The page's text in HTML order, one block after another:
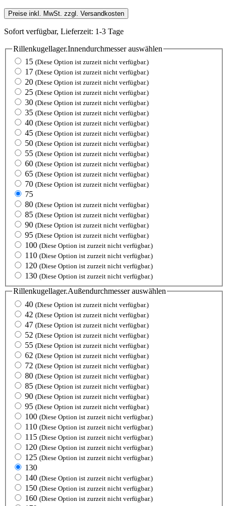
Preise inkl. MwSt. zzgl. Versandkosten
Sofort verfügbar, Lieferzeit: 1-3 Tage
Rillenkugellager.Innendurchmesserauswählen
15 (Diese Option ist zurzeit nicht verfügbar.)
17 (Diese Option ist zurzeit nicht verfügbar.)
20 (Diese Option ist zurzeit nicht verfügbar.)
25 (Diese Option ist zurzeit nicht verfügbar.)
30 (Diese Option ist zurzeit nicht verfügbar.)
35 (Diese Option ist zurzeit nicht verfügbar.)
40 (Diese Option ist zurzeit nicht verfügbar.)
45 (Diese Option ist zurzeit nicht verfügbar.)
50 (Diese Option ist zurzeit nicht verfügbar.)
55 (Diese Option ist zurzeit nicht verfügbar.)
60 (Diese Option ist zurzeit nicht verfügbar.)
65 (Diese Option ist zurzeit nicht verfügbar.)
70 (Diese Option ist zurzeit nicht verfügbar.)
75
80 (Diese Option ist zurzeit nicht verfügbar.)
85 (Diese Option ist zurzeit nicht verfügbar.)
90 (Diese Option ist zurzeit nicht verfügbar.)
95 (Diese Option ist zurzeit nicht verfügbar.)
100 (Diese Option ist zurzeit nicht verfügbar.)
110 (Diese Option ist zurzeit nicht verfügbar.)
120 (Diese Option ist zurzeit nicht verfügbar.)
130 (Diese Option ist zurzeit nicht verfügbar.)
Rillenkugellager.Außendurchmesserauswählen
40 (Diese Option ist zurzeit nicht verfügbar.)
42 (Diese Option ist zurzeit nicht verfügbar.)
47 (Diese Option ist zurzeit nicht verfügbar.)
52 (Diese Option ist zurzeit nicht verfügbar.)
55 (Diese Option ist zurzeit nicht verfügbar.)
62 (Diese Option ist zurzeit nicht verfügbar.)
72 (Diese Option ist zurzeit nicht verfügbar.)
80 (Diese Option ist zurzeit nicht verfügbar.)
85 (Diese Option ist zurzeit nicht verfügbar.)
90 (Diese Option ist zurzeit nicht verfügbar.)
95 (Diese Option ist zurzeit nicht verfügbar.)
100 (Diese Option ist zurzeit nicht verfügbar.)
110 (Diese Option ist zurzeit nicht verfügbar.)
115 (Diese Option ist zurzeit nicht verfügbar.)
120 (Diese Option ist zurzeit nicht verfügbar.)
125 (Diese Option ist zurzeit nicht verfügbar.)
130
140 (Diese Option ist zurzeit nicht verfügbar.)
150 (Diese Option ist zurzeit nicht verfügbar.)
160 (Diese Option ist zurzeit nicht verfügbar.)